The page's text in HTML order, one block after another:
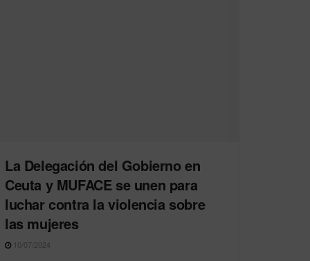
La Delegación del Gobierno en
Ceuta y MUFACE se unen para
luchar contra la violencia sobre
las mujeres
10/07/2024